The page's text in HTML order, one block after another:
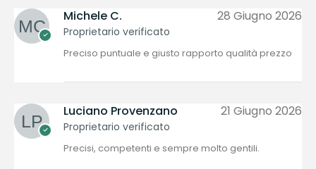
Michele C.
Proprietario verificato
28 Giugno 2026
Preciso puntuale e giusto rapporto qualità prezzo
Luciano Provenzano
Proprietario verificato
21 Giugno 2026
Precisi, competenti e sempre molto gentili.